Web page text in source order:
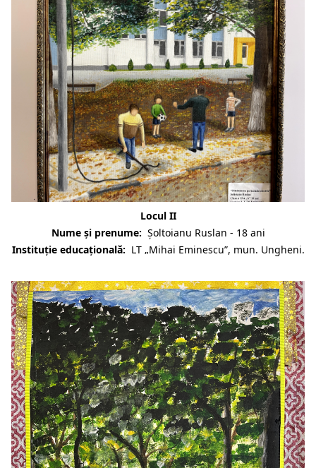
Locul II
Nume și prenume: Șoltoianu Ruslan - 18 ani
Instituție educațională: LT „Mihai Eminescu”, mun. Ungheni.